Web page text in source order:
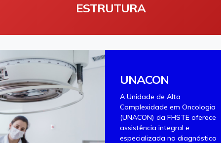
ESTRUTURA
UNACON
A Unidade de Alta
Complexidade em Oncologia
(UNACON) da FHSTE oferece
assistência integral e
especializada no diagnóstico